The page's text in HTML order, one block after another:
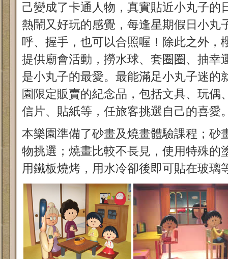
己變成了卡通人物，真實貼近小丸子的
熱鬧又好玩的感覺，每逢星期假日小丸
呼、握手，也可以合照喔！除此之外，
提供廟會活動，撈水球、套圈圈、抽幸
是小丸子的最愛。最能滿足小丸子迷的
園限定販賣的紀念品，包括文具、玩偶
信片、貼紙等，任旅客挑選自己的喜愛
本樂園準備了砂畫及燒畫體驗課程；砂
物挑選；燒畫比較不長見，使用特殊的
用鐵板燒烤，用水冷卻後即可貼在玻璃